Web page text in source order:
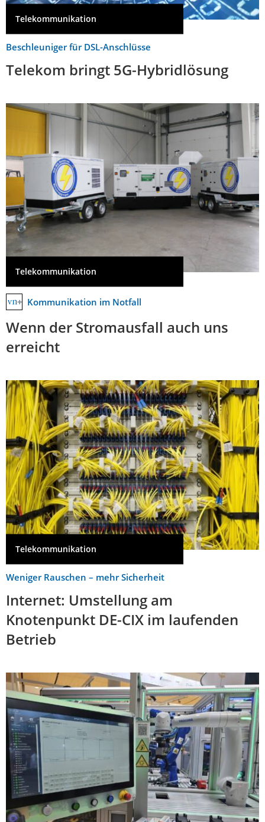
Telekommunikation
Beschleuniger für DSL-Anschlüsse
Telekom bringt 5G-Hybridlösung
Telekommunikation
Kommunikation im Notfall
Wenn der Stromausfall auch uns
erreicht
Telekommunikation
Weniger Rauschen – mehr Sicherheit
Internet: Umstellung am
Knotenpunkt DE-CIX im laufenden
Betrieb